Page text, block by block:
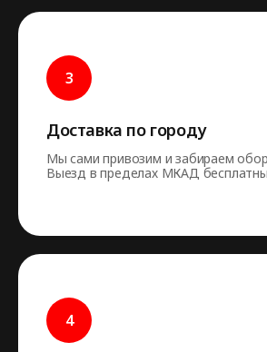
Доставка по городу
Мы сами привозим и забираем
Выезд в пределах МКАД